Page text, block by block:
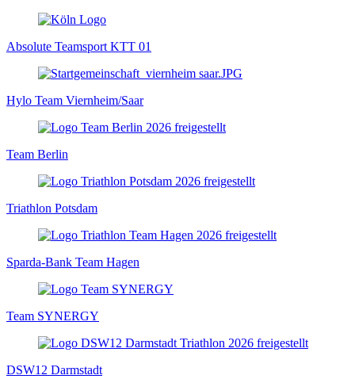
Absolute Teamsport KTT 01
Hylo Team Viernheim/Saar
Team Berlin
Triathlon Potsdam
Sparda-Bank Team Hagen
Team SYNERGY
DSW12 Darmstadt